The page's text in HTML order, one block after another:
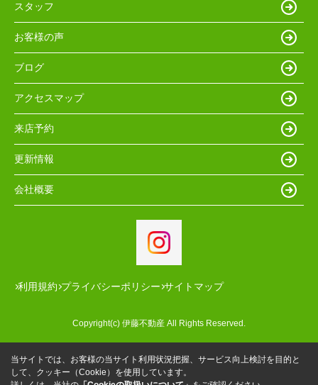
スタッフ
お客様の声
ブログ
アクセスマップ
来店予約
更新情報
会社概要
利用規約 プライバシーポリシー サイトマップ
Copyright(c) 伊藤不動産 All Rights Reserved.
当サイトでは、お客様の当サイト利用状況把握、サービス向上検討を目的と
して、クッキー（Cookie）を使用しています。